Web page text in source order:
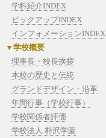
学科紹介INDEX
ピックアップINDEX
インフォメーションINDEX
学校概要
理事長・校長挨拶
本校の歴史と伝統
グランドデザイン・沿革
年間行事（学校行事）
学校関係者評価
学校法人 朴沢学園